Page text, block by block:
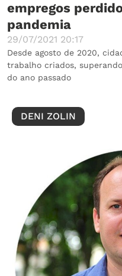
empregos
pandemia
29/07/2021 20:17
Desde agosto de 2020,
trabalho criados,
do ano passado
DENI ZOLIN